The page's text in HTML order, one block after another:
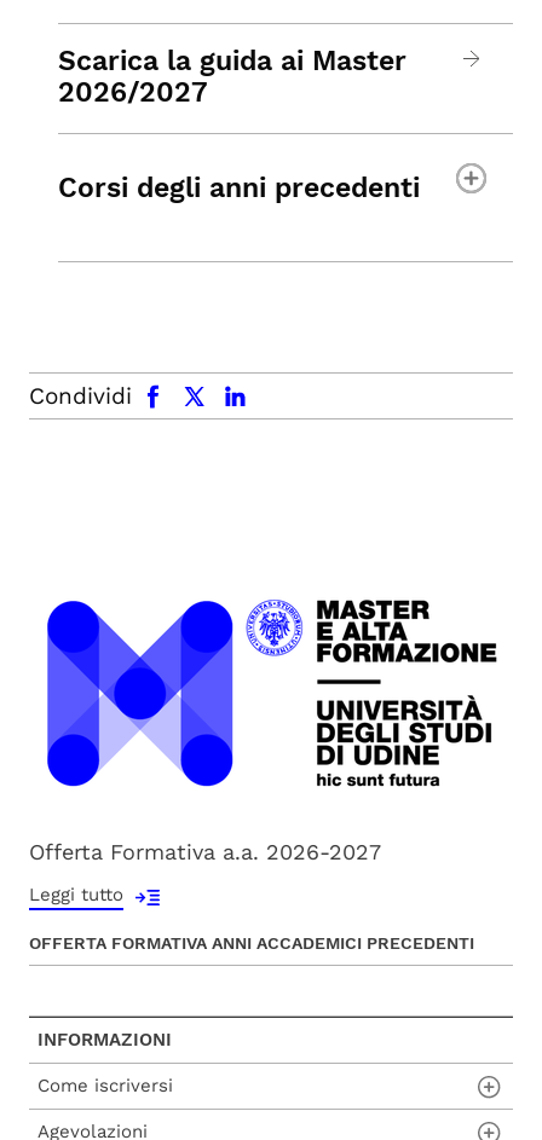
Scarica la guida ai Master
2026/2027
Corsi degli anni precedenti
Condividi
facebook x.com linkedin
Offerta Formativa a.a. 2026-2027
Leggi tutto
OFFERTA FORMATIVA ANNI ACCADEMICI PRECEDENTI
INFORMAZIONI
Come iscriversi
Procedura di ammissione
Agevolazioni